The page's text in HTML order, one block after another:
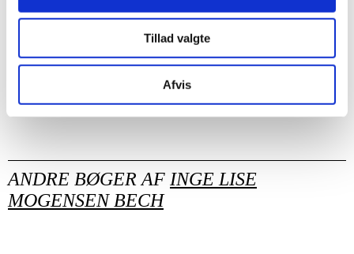
Tillad valgte
Afvis
"Alle aspekter af denne avantgardistiske kunstners
vidtspændende værk bliver foldet ud, og hun har nu fået
den plads i dansk og international modernisme, som hun
fortjener."
ANDRE BØGER AF INGE LISE
MOGENSEN BECH